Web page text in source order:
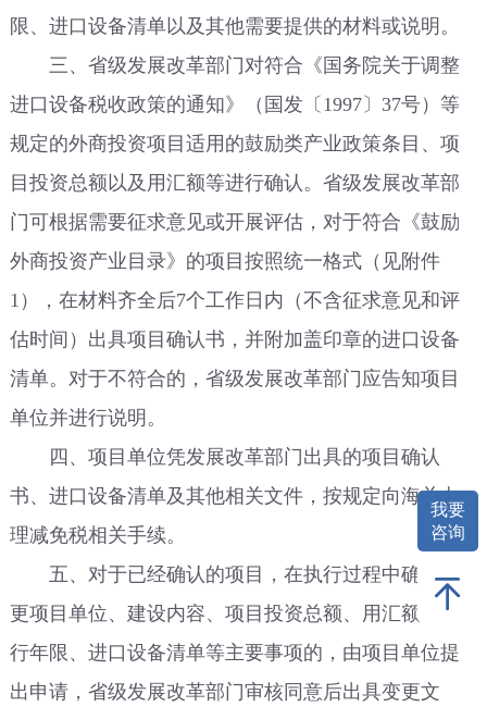
限、进口设备清单以及其他需要提供的材料或说明。
三、省级发展改革部门对符合《国务院关于调整
进口设备税收政策的通知》（国发〔1997〕37号）等
规定的外商投资项目适用的鼓励类产业政策条目、项
目投资总额以及用汇额等进行确认。省级发展改革部
门可根据需要征求意见或开展评估，对于符合《鼓励
外商投资产业目录》的项目按照统一格式（见附件
1），在材料齐全后7个工作日内（不含征求意见和评
估时间）出具项目确认书，并附加盖印章的进口设备
清单。对于不符合的，省级发展改革部门应告知项目
单位并进行说明。
四、项目单位凭发展改革部门出具的项目确认
书、进口设备清单及其他相关文件，按规定向海关办
理减免税相关手续。
五、对于已经确认的项目，在执行过程中确需变
更项目单位、建设内容、项目投资总额、用汇额、执
行年限、进口设备清单等主要事项的，由项目单位提
出申请，省级发展改革部门审核同意后出具变更文
我要
咨询